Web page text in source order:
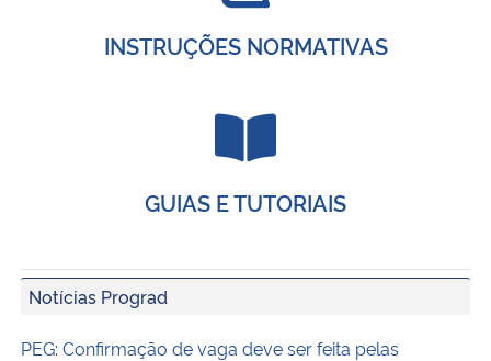
INSTRUÇÕES NORMATIVAS
GUIAS E TUTORIAIS
Notícias Prograd
PEG: Confirmação de vaga deve ser feita pelas